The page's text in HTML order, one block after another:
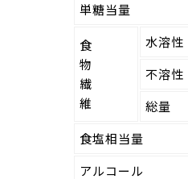
単糖当量
食
物
繊
維
水溶性
不溶性
総量
食塩相当量
アルコール